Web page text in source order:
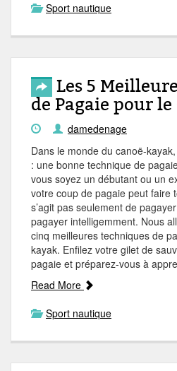
Sport nautique
Les 5
de Pagaie pour
damedenage
Dans le monde du canoë-
: une bonne technique de
vous soyez un débutant ou un
votre coup de pagaie peut faire
s’agit pas seulement de
pagayer intelligemment. Nous
cinq meilleures techniques de
kayak. Enfilez votre gilet de
pagaie et préparez-vous à
Read More
Sport nautique